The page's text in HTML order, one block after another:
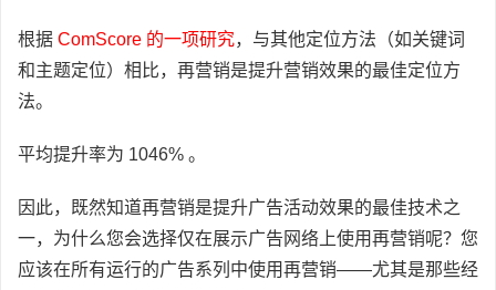
根据 ComScore 的一项研究，与其他定位方法（如关键词
和主题定位）相比，再营销是提升营销效果的最佳定位方
法。
平均提升率为 1046% 。
因此，既然知道再营销是提升广告活动效果的最佳技术之
一，为什么您会选择仅在展示广告网络上使用再营销呢？您
应该在所有运行的广告系列中使用再营销——尤其是那些经